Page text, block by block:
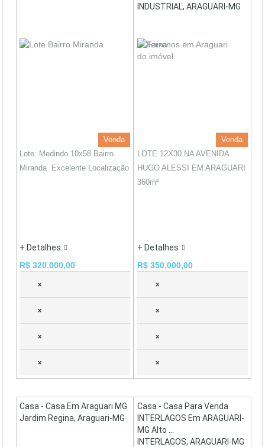
Venda
Lote Medindo 10x58 Bairro
Miranda Excelente Localização
+ Detalhes
R$ 320.000,00
×
×
×
×
INDUSTRIAL, ARAGUARI-MG
Venda
LOTE 12X30 NA AVENIDA
HUGO ALESSI EM ARAGUARI
360m²
+ Detalhes
R$ 350.000,00
×
×
×
×
Casa - Casa Em Araguari MG
Jardim Regina, Araguari-MG
Casa - Casa Para Venda
INTERLAGOS Em ARAGUARI-
MG Alto ...
INTERLAGOS, ARAGUARI-MG